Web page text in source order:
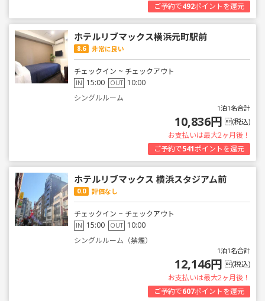
ご予約で492ポイントを還元
ホテルリブマックス横浜元町駅前
8.6 非常に良い
チェックイン ~ チェックアウト
IN 15:00 OUT 10:00
シングルルーム
1泊1名合計
10,836円 (税込)
お支払いは最大2ヶ月後！
ご予約で541ポイントを還元
ホテルリブマックス 横浜スタジアム前
0.0 評価なし
チェックイン ~ チェックアウト
IN 15:00 OUT 10:00
シングルルーム（禁煙）
1泊1名合計
12,146円 (税込)
お支払いは最大2ヶ月後！
ご予約で607ポイントを還元